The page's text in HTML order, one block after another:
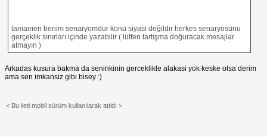
tamamen benim senaryomdur konu siyasi değildir herkes senaryosunu
gerçeklik sınırları içinde yazabilir ( lütfen tartışma doğuracak mesajlar
atmayın )
Arkadas kusura bakma da seninkinin gerceklikle alakasi yok keske olsa derim
ama sen imkansiz gibi bisey :)
< Bu ileti mobil sürüm kullanılarak atıldı >